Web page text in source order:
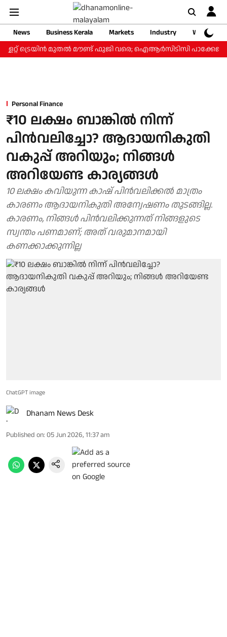
News Business Kerala Markets Industry
Web
ട്രെയിന്‍ മുതല്‍ മൗണ്ട് ഫുജി വരെ; ഐആര്‍സിടിസി പാക്കേജ്
Personal Finance
₹10 ലക്ഷം ബാങ്കില്‍ നിന്ന്
പിന്‍വലിച്ചോ? ആദായനികുതി
വകുപ്പ് അറിയും; നിങ്ങള്‍
അറിയേണ്ട കാര്യങ്ങള്‍
10 ലക്ഷം കവിയുന്ന കാഷ് പിന്‍വലിക്കല്‍ മാത്രം
കാരണം ആദായനികുതി അന്വേഷണം തുടങ്ങില്ല.
കാരണം, നിങ്ങള്‍ പിന്‍വലിക്കുന്നത് നിങ്ങളുടെ
സ്വന്തം പണമാണ്; അത് വരുമാനമായി
കണക്കാക്കുന്നില്ല
ChatGPT image
Dhanam News Desk
Published on: 05 Jun 2026, 11:37 am